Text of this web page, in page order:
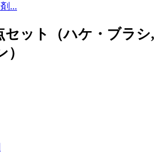
...
ット（ハケ・ブラシ,